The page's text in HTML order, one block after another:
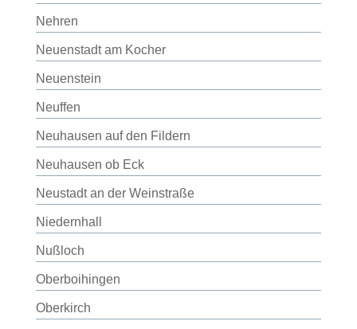
Nehren
Neuenstadt am Kocher
Neuenstein
Neuffen
Neuhausen auf den Fildern
Neuhausen ob Eck
Neustadt an der Weinstraße
Niedernhall
Nußloch
Oberboihingen
Oberkirch